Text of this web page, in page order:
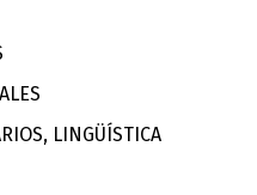
LINGÜÍSTICA